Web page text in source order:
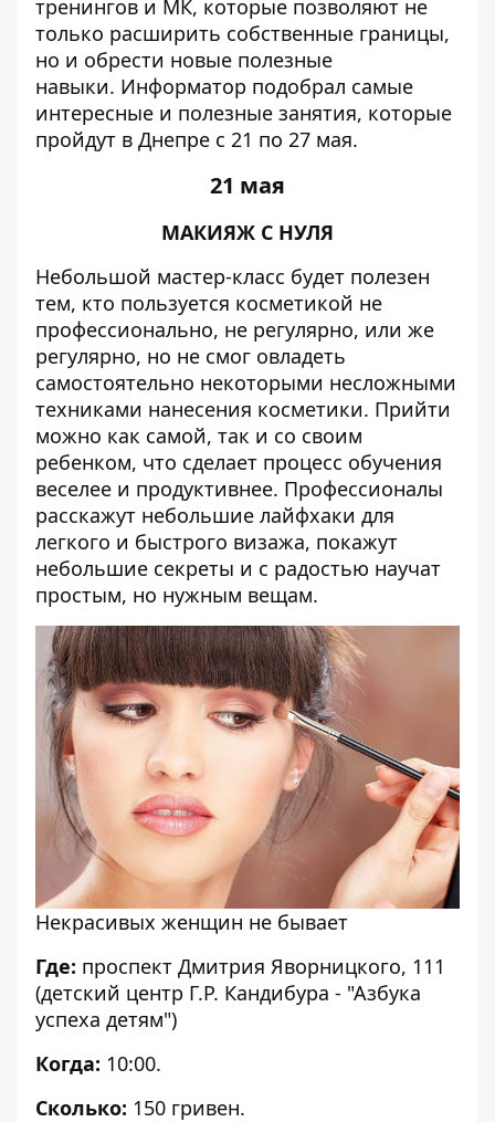
тренингов и МК, которые позволяют не
только расширить собственные границы,
но и обрести новые полезные
навыки. Информатор подобрал самые
интересные и полезные занятия, которые
пройдут в Днепре с 21 по 27 мая.
21 мая
МАКИЯЖ С НУЛЯ
Небольшой мастер-класс будет полезен
тем, кто пользуется косметикой не
профессионально, не регулярно, или же
регулярно, но не смог овладеть
самостоятельно некоторыми несложными
техниками нанесения косметики. Прийти
можно как самой, так и со своим
ребенком, что сделает процесс обучения
веселее и продуктивнее. Профессионалы
расскажут небольшие лайфхаки для
легкого и быстрого визажа, покажут
небольшие секреты и с радостью научат
простым, но нужным вещам.
Некрасивых женщин не бывает
Где: проспект Дмитрия Яворницкого, 111
(детский центр Г.Р. Кандибура - "Азбука
успеха детям")
Когда: 10:00.
Сколько: 150 гривен.